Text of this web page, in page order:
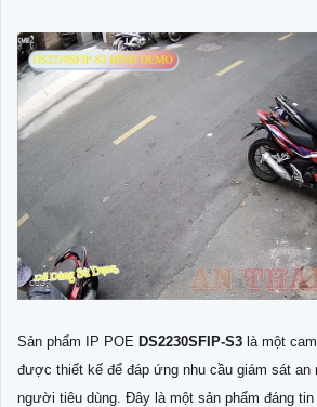
Sản phẩm IP POE DS2230SFIP-S3 là một
được thiết kế để đáp ứng nhu cầu giám sát an
người tiêu dùng. Đây là một sản phẩm đáng